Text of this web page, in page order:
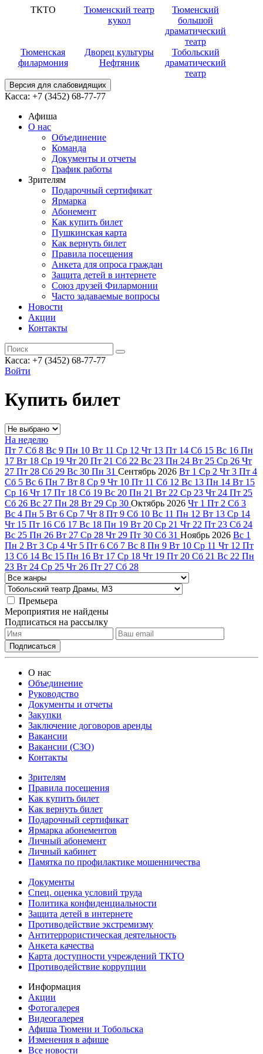
ТКТО
Тюменский театр
кукол
Тюменский
большой
драматический
театр
Тюменская
филармония
Дворец культуры
Нефтяник
Тобольский
драматический
театр
Версия для слабовидящих
Касса: +7 (3452) 68-77-77
Афиша
О нас
Объединение
Команда
Документы и отчеты
График работы
Зрителям
Подарочный сертификат
Ярмарка
Абонемент
Как купить билет
Пушкинская карта
Как вернуть билет
Правила посещения
Анкета для опроса граждан
Защита детей в интернете
Союз друзей Филармонии
Часто задаваемые вопросы
Новости
Акции
Контакты
Касса: +7 (3452) 68-77-77
Войти
Купить билет
На неделю
Пт 7 Сб 8 Вс 9 Пн 10 Вт 11 Ср 12 Чт 13 Пт 14 Сб 15 Вс 16 Пн
17 Вт 18 Ср 19 Чт 20 Пт 21 Сб 22 Вс 23 Пн 24 Вт 25 Ср 26 Чт
27 Пт 28 Сб 29 Вс 30 Пн 31 Сентябрь 2026 Вт 1 Ср 2 Чт 3 Пт 4
Сб 5 Вс 6 Пн 7 Вт 8 Ср 9 Чт 10 Пт 11 Сб 12 Вс 13 Пн 14 Вт 15
Ср 16 Чт 17 Пт 18 Сб 19 Вс 20 Пн 21 Вт 22 Ср 23 Чт 24 Пт 25
Сб 26 Вс 27 Пн 28 Вт 29 Ср 30 Октябрь 2026 Чт 1 Пт 2 Сб 3
Вс 4 Пн 5 Вт 6 Ср 7 Чт 8 Пт 9 Сб 10 Вс 11 Пн 12 Вт 13 Ср 14
Чт 15 Пт 16 Сб 17 Вс 18 Пн 19 Вт 20 Ср 21 Чт 22 Пт 23 Сб 24
Вс 25 Пн 26 Вт 27 Ср 28 Чт 29 Пт 30 Сб 31 Ноябрь 2026 Вс 1
Пн 2 Вт 3 Ср 4 Чт 5 Пт 6 Сб 7 Вс 8 Пн 9 Вт 10 Ср 11 Чт 12 Пт
13 Сб 14 Вс 15 Пн 16 Вт 17 Ср 18 Чт 19 Пт 20 Сб 21 Вс 22 Пн
23 Вт 24 Ср 25 Чт 26 Пт 27 Сб 28
Премьера
Мероприятия не найдены
Подписаться на рассылку
О нас
Объединение
Руководство
Документы и отчеты
Закупки
Заключение договоров аренды
Вакансии
Вакансии (СЗО)
Контакты
Зрителям
Правила посещения
Как купить билет
Как вернуть билет
Подарочный сертификат
Ярмарка абонементов
Личный абонемент
Личный кабинет
Памятка по профилактике мошенничества
Документы
Спец. оценка условий труда
Политика конфиденциальности
Защита детей в интернете
Противодействие экстремизму
Антитеррористическая деятельность
Анкета качества
Карта доступности учреждений ТКТО
Противодействие коррупции
Информация
Акции
Фотогалерея
Видеогалерея
Афиша Тюмени и Тобольска
Изменения в афише
Все новости